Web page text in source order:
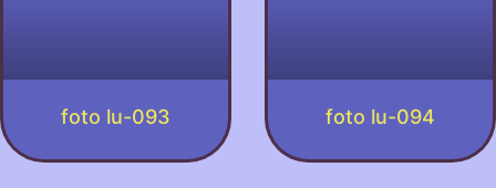
foto lu-093 foto lu-094